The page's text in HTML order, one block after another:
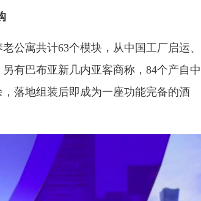
公寓共计63个模块，从中国工厂启运、
有巴布亚新几内亚客商称，84个产自中
落地组装后即成为一座功能完备的酒